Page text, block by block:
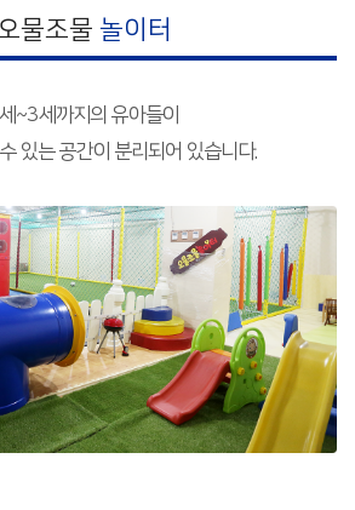
물조물 놀이터
~3세까지의 유아들이
있는 공간이 분리되어 있습니다.